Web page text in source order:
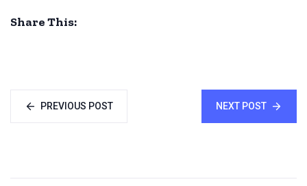
Share This:
PREVIOUS POST NEXT POST